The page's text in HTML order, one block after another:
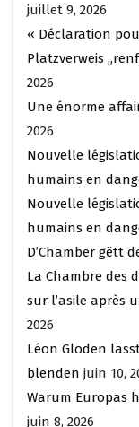
juillet 9, 2026
« Déclaration
Platzverweis
2026
Une énorme
2026
Nouvelle
humains en
Nouvelle
humains en
D’Chamber gëtt
La Chambre des
sur l’asile après
2026
Léon Gloden
blenden juin 10,
Warum Europas
juin 8, 2026